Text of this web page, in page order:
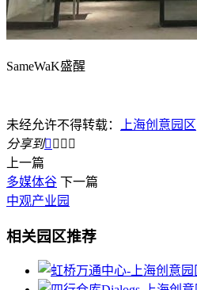
SameWaK盛醒
未经允许不得转载： 上海创意园区
分享到   
上一篇
多媒体谷 下一篇
中观产业园
相关园区推荐